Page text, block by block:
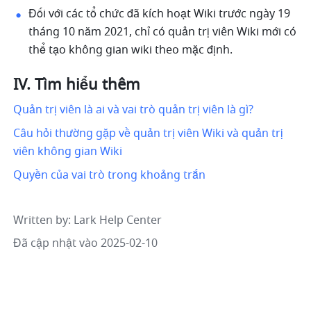
Đối với các tổ chức đã kích hoạt Wiki trước ngày 19
tháng 10 năm 2021, chỉ có quản trị viên Wiki mới có
thể tạo không gian wiki theo mặc định.
IV. Tìm hiểu thêm
Quản trị viên là ai và vai trò quản trị viên là gì?
Câu hỏi thường gặp về quản trị viên Wiki và quản trị
viên không gian Wiki
Quyền của vai trò trong khoảng trắn
Written by: Lark Help Center
Đã cập nhật vào 2025-02-10